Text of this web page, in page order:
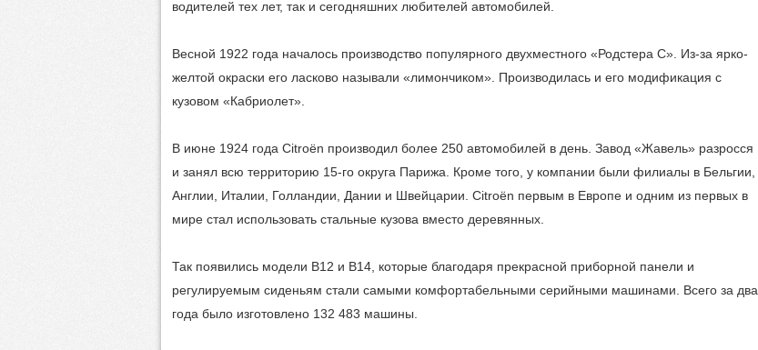
водителей тех лет, так и сегодняшних любителей автомобилей.
Весной 1922 года началось производство популярного двухместного «Родстера С». Из-за ярко-
желтой окраски его ласково называли «лимончиком». Производилась и его модификация с
кузовом «Кабриолет».
В июне 1924 года Citroën производил более 250 автомобилей в день. Завод «Жавель» разросся
и занял всю территорию 15-го округа Парижа. Кроме того, у компании были филиалы в Бельгии,
Англии, Италии, Голландии, Дании и Швейцарии. Citroën первым в Европе и одним из первых в
мире стал использовать стальные кузова вместо деревянных.
Так появились модели В12 и В14, которые благодаря прекрасной приборной панели и
регулируемым сиденьям стали самыми комфортабельными серийными машинами. Всего за два
года было изготовлено 132 483 машины.